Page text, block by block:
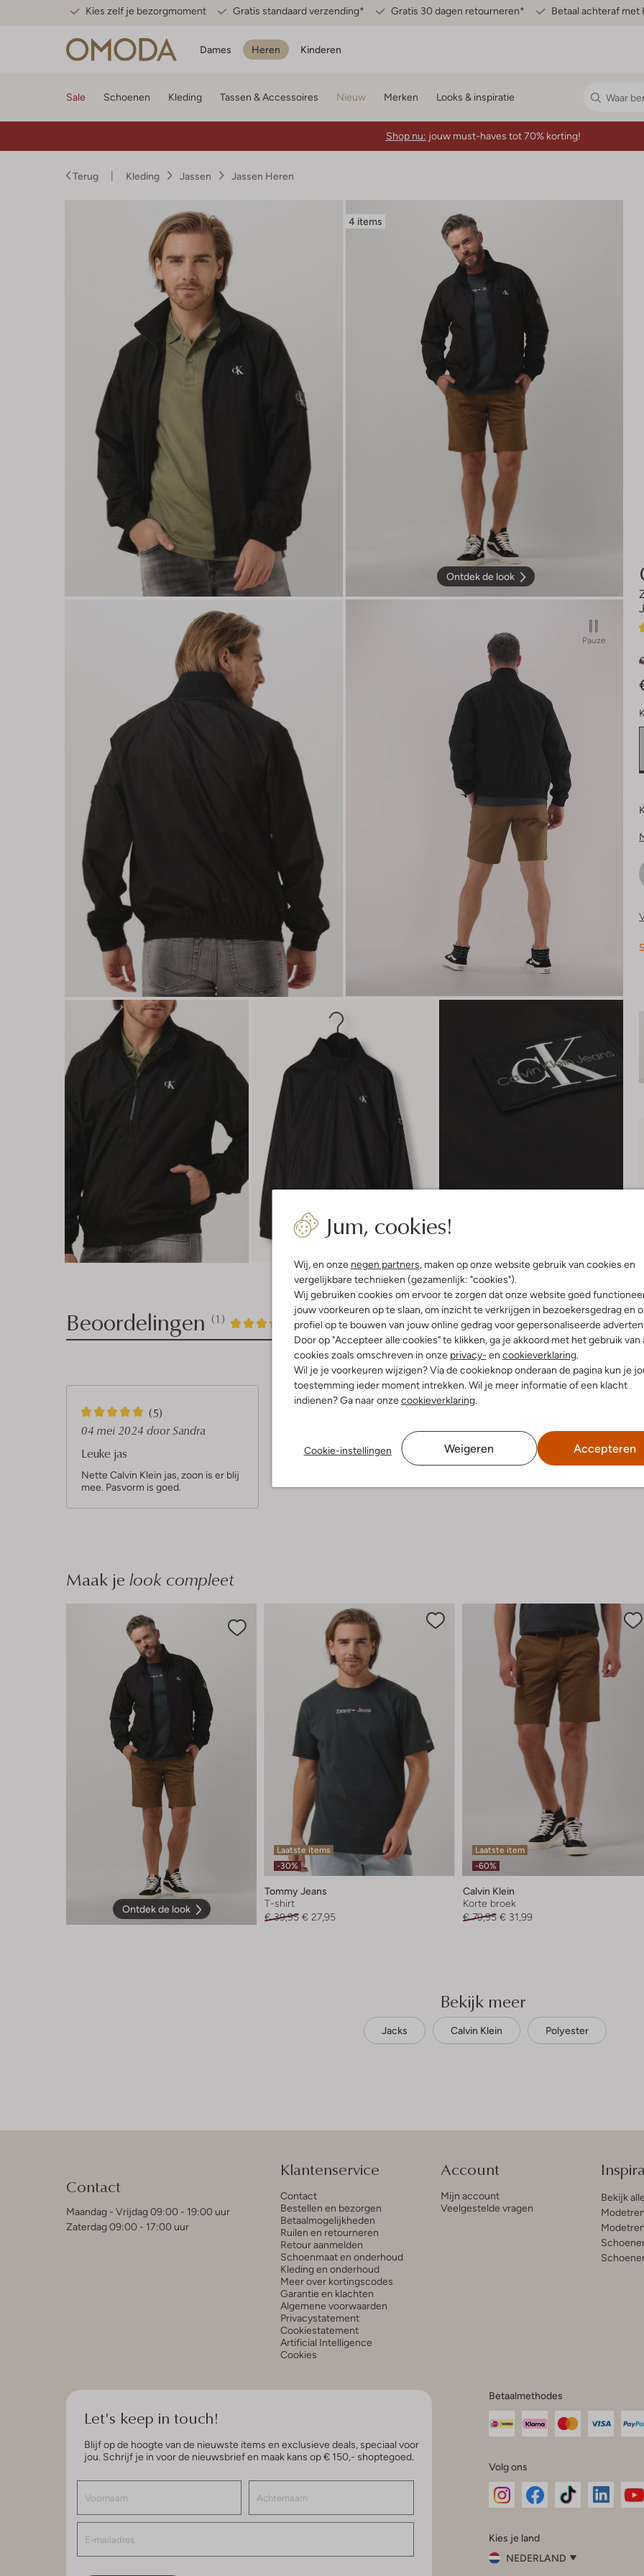
Kies zelf je bezorgmoment Gratis standaard verzending* Gratis 30 dagen retourneren* Betaal achteraf met
Dames Heren Kinderen
Jum, cookies!
Wij, en onze negen partners, maken op onze website gebruik van cookies en
vergelijkbare technieken (gezamenlijk: "cookies").
Wij gebruiken cookies om ervoor te zorgen dat onze website goed
jouw voorkeuren op te slaan, om inzicht te verkrijgen in bezoekersgedrag en
profiel op te bouwen van jouw online gedrag voor gepersonaliseerde
Door op "Accepteer alle cookies" te klikken, ga je akkoord met het gebruik van
cookies zoals omschreven in onze privacy- en cookieverklaring.
Wil je je voorkeuren wijzigen? Via de cookieknop onderaan de pagina kun je
toestemming ieder moment intrekken. Wil je meer informatie of een klacht
indienen? Ga naar onzecookieverklaring.
Cookie-instellingen Weigeren Accepteren
Sale Schoenen Kleding Tassen & Accessoires Nieuw Merken Looks & inspiratie
Shop nu: jouw must-haves tot 70% korting!
Terug Kleding Jassen Jassen Heren
4 items
Ontdek de look
Pauze
1
Product informatie
Beoordelingen (1) 5/5
1
5
5
S
t
e
r
r
(5)
04 mei 2024 door Sandra
Leuke jas
Nette Calvin Klein jas, zoon is er blij
mee. Pasvorm is goed.
Maak je look compleet
Ontdek de look
Laatste items
-30%
Tommy Jeans
T-shirt
€ 39,95 € 27,95
Laatste item
-60%
Calvin Klein
Korte broek
€ 79,95 € 31,99
Bekijk meer
Jacks Calvin Klein Polyester
Contact
Maandag - Vrijdag 09:00 - 19:00 uur
Zaterdag 09:00 - 17:00 uur
Klantenservice
Contact
Bestellen en bezorgen
Betaalmogelijkheden
Ruilen en retourneren
Retour aanmelden
Schoenmaat en onderhoud
Kleding en onderhoud
Meer over kortingscodes
Garantie en klachten
Algemene voorwaarden
Privacystatement
Cookiestatement
Artificial Intelligence
Cookies
Account
Mijn account
Veelgestelde vragen
Bekijk
Let's keep in touch!
Blijf op de hoogte van de nieuwste items en exclusieve deals, speciaal voor
jou. Schrijf je in voor de nieuwsbrief en maak kans op € 150,- shoptegoed.
Betaalmethodes
Volg ons
InstagramFacebook
Kies je land
NEDERLAND